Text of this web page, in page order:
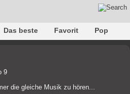
Das beste Favorit
Pop
9
die gleiche Musik zu hören...